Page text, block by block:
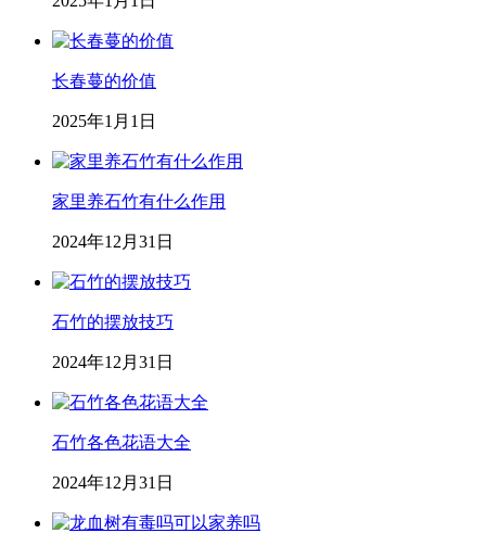
长春蔓的价值
2025年1月1日
家里养石竹有什么作用
2024年12月31日
石竹的摆放技巧
2024年12月31日
石竹各色花语大全
2024年12月31日